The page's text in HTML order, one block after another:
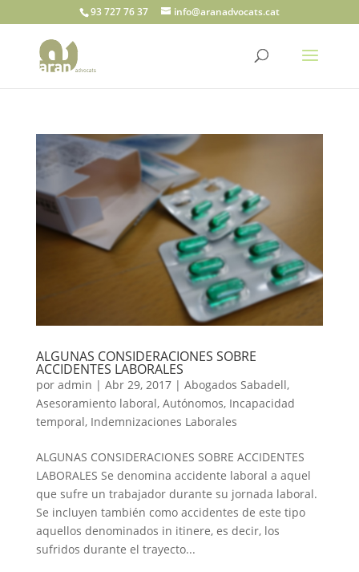
93 727 76 37 info@aranadvocats.cat
ALGUNAS CONSIDERACIONES SOBRE
ACCIDENTES LABORALES
por admin | Abr 29, 2017| Abogados Sabadell,
Asesoramiento laboral, Autónomos, Incapacidad
temporal, Indemnizaciones Laborales
ALGUNAS CONSIDERACIONES SOBRE ACCIDENTES
LABORALES Se denomina accidente laboral a aquel
que sufre un trabajador durante su jornada laboral.
Se incluyen también como accidentes de este tipo
aquellos denominados in itinere, es decir, los
sufridos durante el trayecto...